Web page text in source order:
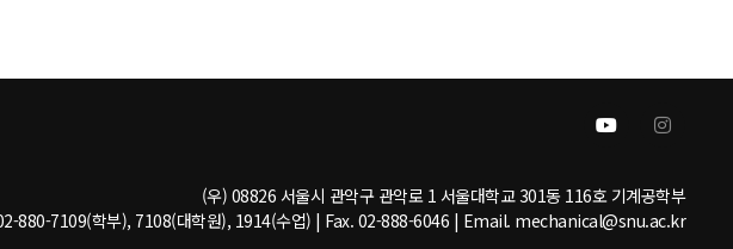
(우) 08826 서울시 관악구 관악로 1 서울대학교 301동 116호 기계공학부
880-7109(학부), 7108(대학원), 1914(수업) | Fax. 02-888-6046 | Email. mechanical@snu.ac.kr